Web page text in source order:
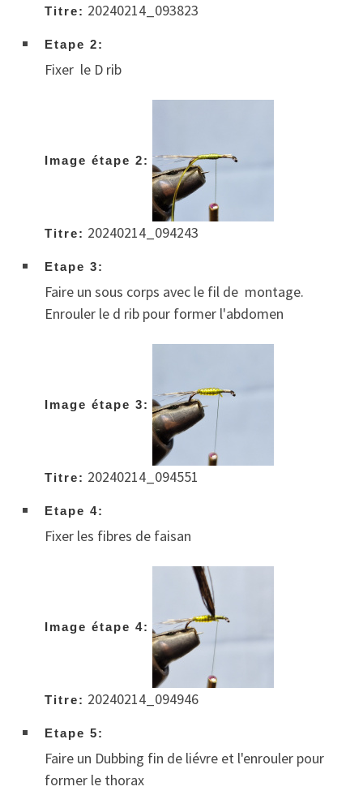
Titre: 20240214_093823
Etape 2:
Fixer le D rib
Image étape 2:
Titre: 20240214_094243
Etape 3:
Faire un sous corps avec le fil de montage.
Enrouler le d rib pour former l'abdomen
Image étape 3:
Titre: 20240214_094551
Etape 4:
Fixer les fibres de faisan
Image étape 4:
Titre: 20240214_094946
Etape 5:
Faire un Dubbing fin de liévre et l'enrouler pour
former le thorax